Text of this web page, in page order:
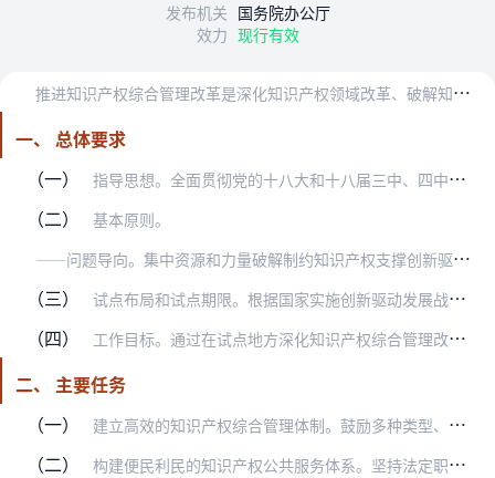
发布机关 国务院办公厅
效力 现行有效
推
进知识产权综合管理改革是深化知识产权领域改革、破解知识产权支撑创新驱动发展瓶颈制约的关键，对于切实解决地方知识产权管理体制机制不完善、保护不够严格、服务能力不…
一、 总体要求
（一）
指导思想。全面贯彻党的十八大和十八届三中、四中、五中、六中全会精神，深入贯彻习近平总书记系列重要讲话精神，围绕统筹推进“五位一体”总体布局和协调推进“四个全面”…
（二） 基本原则。
—
—问题导向。集中资源和力量破解制约知识产权支撑创新驱动发展的难题，因地制宜，实施知识产权综合管理，实行严格的知识产权保护，提升知识产权管理水平。
（三）
试点布局和试点期限。根据国家实施创新驱动发展战略总体部署和重点区域发展战略布局，结合地方知识产权事业发展水平和创新驱动发展对知识产权综合管理改革的需求，选择若干…
（四） 工作目标。通过在试点地方深化知识产权综合管理改革，推动形成权界清晰、分工合理、责权一致、运转高效、法治保障的知识产权体制机制。通过深化简政放权、放管结合、优化服…
二、 主要任务
（一）
建立高效的知识产权综合管理体制。鼓励多种类型、多种模式的改革探索。科学划分知识产权部门政策引导、公共服务、市场监管职责，探索有效可行的知识产权管理体制机制。按照…
（二） 构建便民利民的知识产权公共服务体系。坚持法定职责必须为、法无授权不可为的原则，大力推行知识产权权力清单、责任清单、负面清单制度，并实行动态管理。加大知识产权领域…